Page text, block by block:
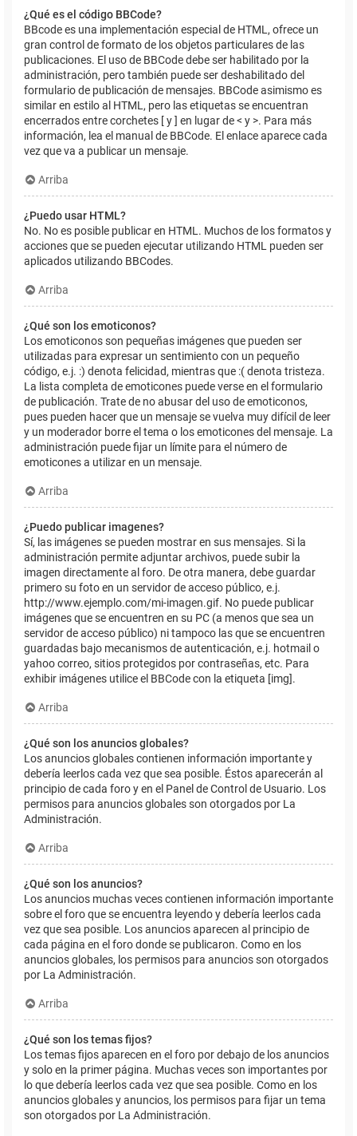
¿Qué es el código BBCode?
BBcode es una implementación especial de HTML, ofrece un
gran control de formato de los objetos particulares de las
publicaciones. El uso de BBCode debe ser habilitado por la
administración, pero también puede ser deshabilitado del
formulario de publicación de mensajes. BBCode asimismo es
similar en estilo al HTML, pero las etiquetas se encuentran
encerrados entre corchetes [ y ] en lugar de < y >. Para más
información, lea el manual de BBCode. El enlace aparece cada
vez que va a publicar un mensaje.
Arriba
¿Puedo usar HTML?
No. No es posible publicar en HTML. Muchos de los formatos y
acciones que se pueden ejecutar utilizando HTML pueden ser
aplicados utilizando BBCodes.
Arriba
¿Qué son los emoticonos?
Los emoticonos son pequeñas imágenes que pueden ser
utilizadas para expresar un sentimiento con un pequeño
código, e.j. :) denota felicidad, mientras que :( denota tristeza.
La lista completa de emoticones puede verse en el formulario
de publicación. Trate de no abusar del uso de emoticonos,
pues pueden hacer que un mensaje se vuelva muy difícil de leer
y un moderador borre el tema o los emoticones del mensaje. La
administración puede fijar un límite para el número de
emoticones a utilizar en un mensaje.
Arriba
¿Puedo publicar imagenes?
Sí, las imágenes se pueden mostrar en sus mensajes. Si la
administración permite adjuntar archivos, puede subir la
imagen directamente al foro. De otra manera, debe guardar
primero su foto en un servidor de acceso público, e.j.
http://www.ejemplo.com/mi-imagen.gif. No puede publicar
imágenes que se encuentren en su PC (a menos que sea un
servidor de acceso público) ni tampoco las que se encuentren
guardadas bajo mecanismos de autenticación, e.j. hotmail o
yahoo correo, sitios protegidos por contraseñas, etc. Para
exhibir imágenes utilice el BBCode con la etiqueta [img].
Arriba
¿Qué son los anuncios globales?
Los anuncios globales contienen información importante y
debería leerlos cada vez que sea posible. Éstos aparecerán al
principio de cada foro y en el Panel de Control de Usuario. Los
permisos para anuncios globales son otorgados por La
Administración.
Arriba
¿Qué son los anuncios?
Los anuncios muchas veces contienen información importante
sobre el foro que se encuentra leyendo y debería leerlos cada
vez que sea posible. Los anuncios aparecen al principio de
cada página en el foro donde se publicaron. Como en los
anuncios globales, los permisos para anuncios son otorgados
por La Administración.
Arriba
¿Qué son los temas fijos?
Los temas fijos aparecen en el foro por debajo de los anuncios
y solo en la primer página. Muchas veces son importantes por
lo que debería leerlos cada vez que sea posible. Como en los
anuncios globales y anuncios, los permisos para fijar un tema
son otorgados por La Administración.